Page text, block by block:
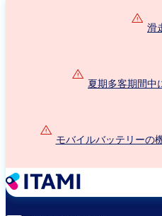
滑
夏期多客期間中
モバイルバッテリーの